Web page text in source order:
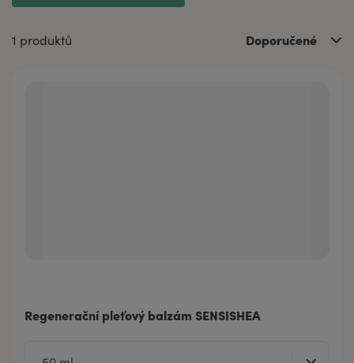
1 produktů Doporučené
Regenerační pleťový balzám SENSISHEA